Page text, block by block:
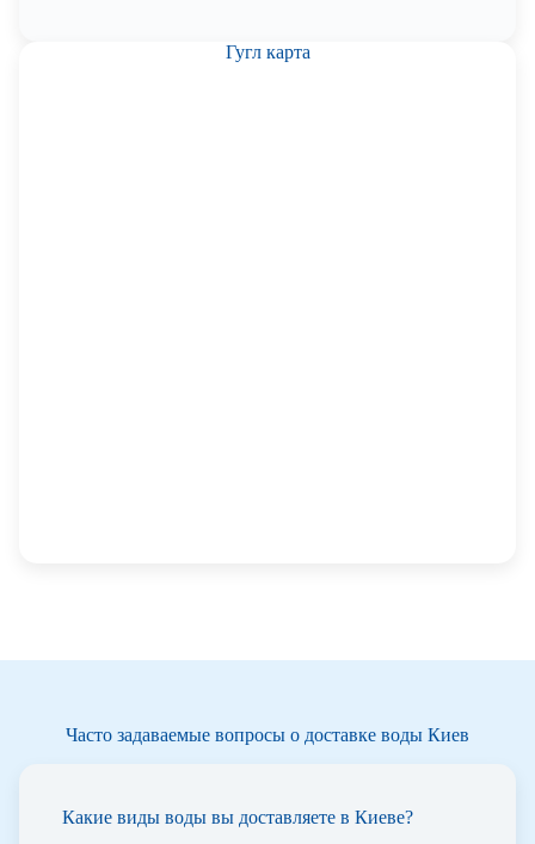
Гугл карта
Часто задаваемые вопросы о доставке воды Киев
Какие виды воды вы доставляете в Киеве?